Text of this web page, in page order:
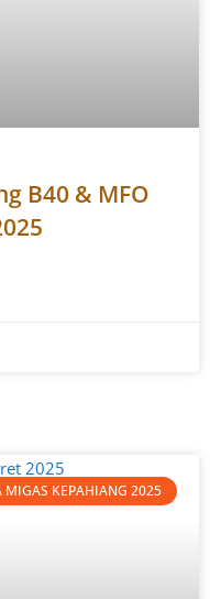
B40 & MFO
MIGAS KEPAHIANG 2025